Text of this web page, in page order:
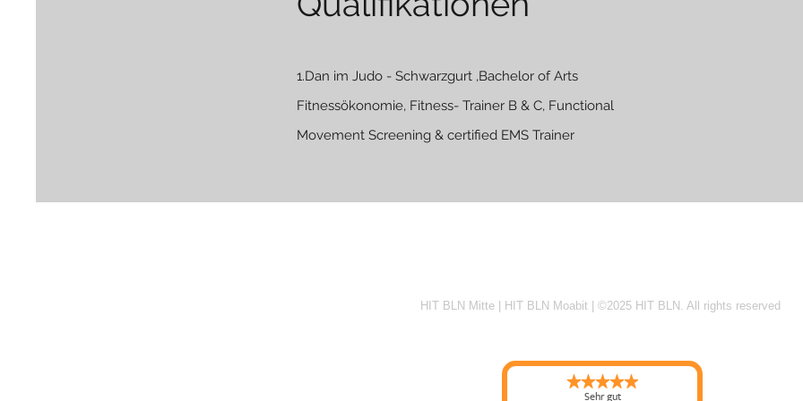
1.Dan im Judo - Schwarzgurt ,Bachelor of Arts
Fitnessökonomie, Fitness- Trainer B & C, Functional
Movement Screening & certified EMS Trainer
HIT BLN Mitte HIT BLN Moabit ©2025 HIT BLN. All rights reserved
Sehr gut